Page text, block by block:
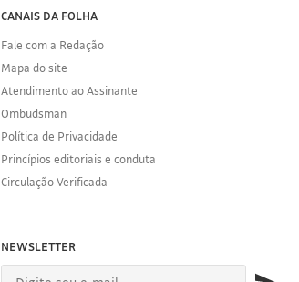
CANAIS DA FOLHA
Fale com a Redação
Mapa do site
Atendimento ao Assinante
Ombudsman
Política de Privacidade
Princípios editoriais e conduta
Circulação Verificada
NEWSLETTER